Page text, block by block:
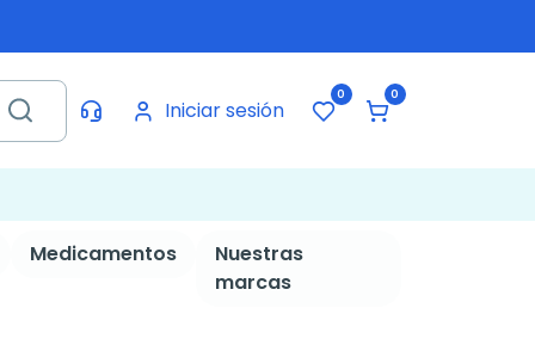
Iniciar sesión
0 0
Medicamentos
Nuestras
marcas